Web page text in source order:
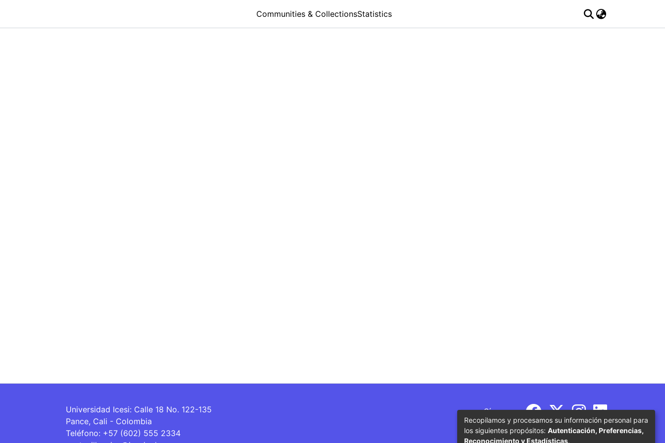
Communities & CollectionsStatistics
Universidad Icesi: Calle 18 No. 122-135
Pance, Cali - Colombia
Teléfono: +57 (602) 555 2334
Síguenos
Recopilamos y procesamos su información personal para
los siguientes propósitos: Autenticación, Preferencias,
Reconocimiento y Estadísticas.